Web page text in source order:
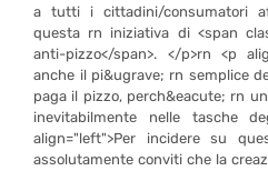
a tutti i cittadini/consumatori
questa rn iniziativa di <span
anti-pizzo</span>. </p>rn <p
anche il pi&ugrave; rn semplice
paga il pizzo, perch&eacute; rn
inevitabilmente nelle tasche
align="left">Per incidere su
assolutamente conviti che la